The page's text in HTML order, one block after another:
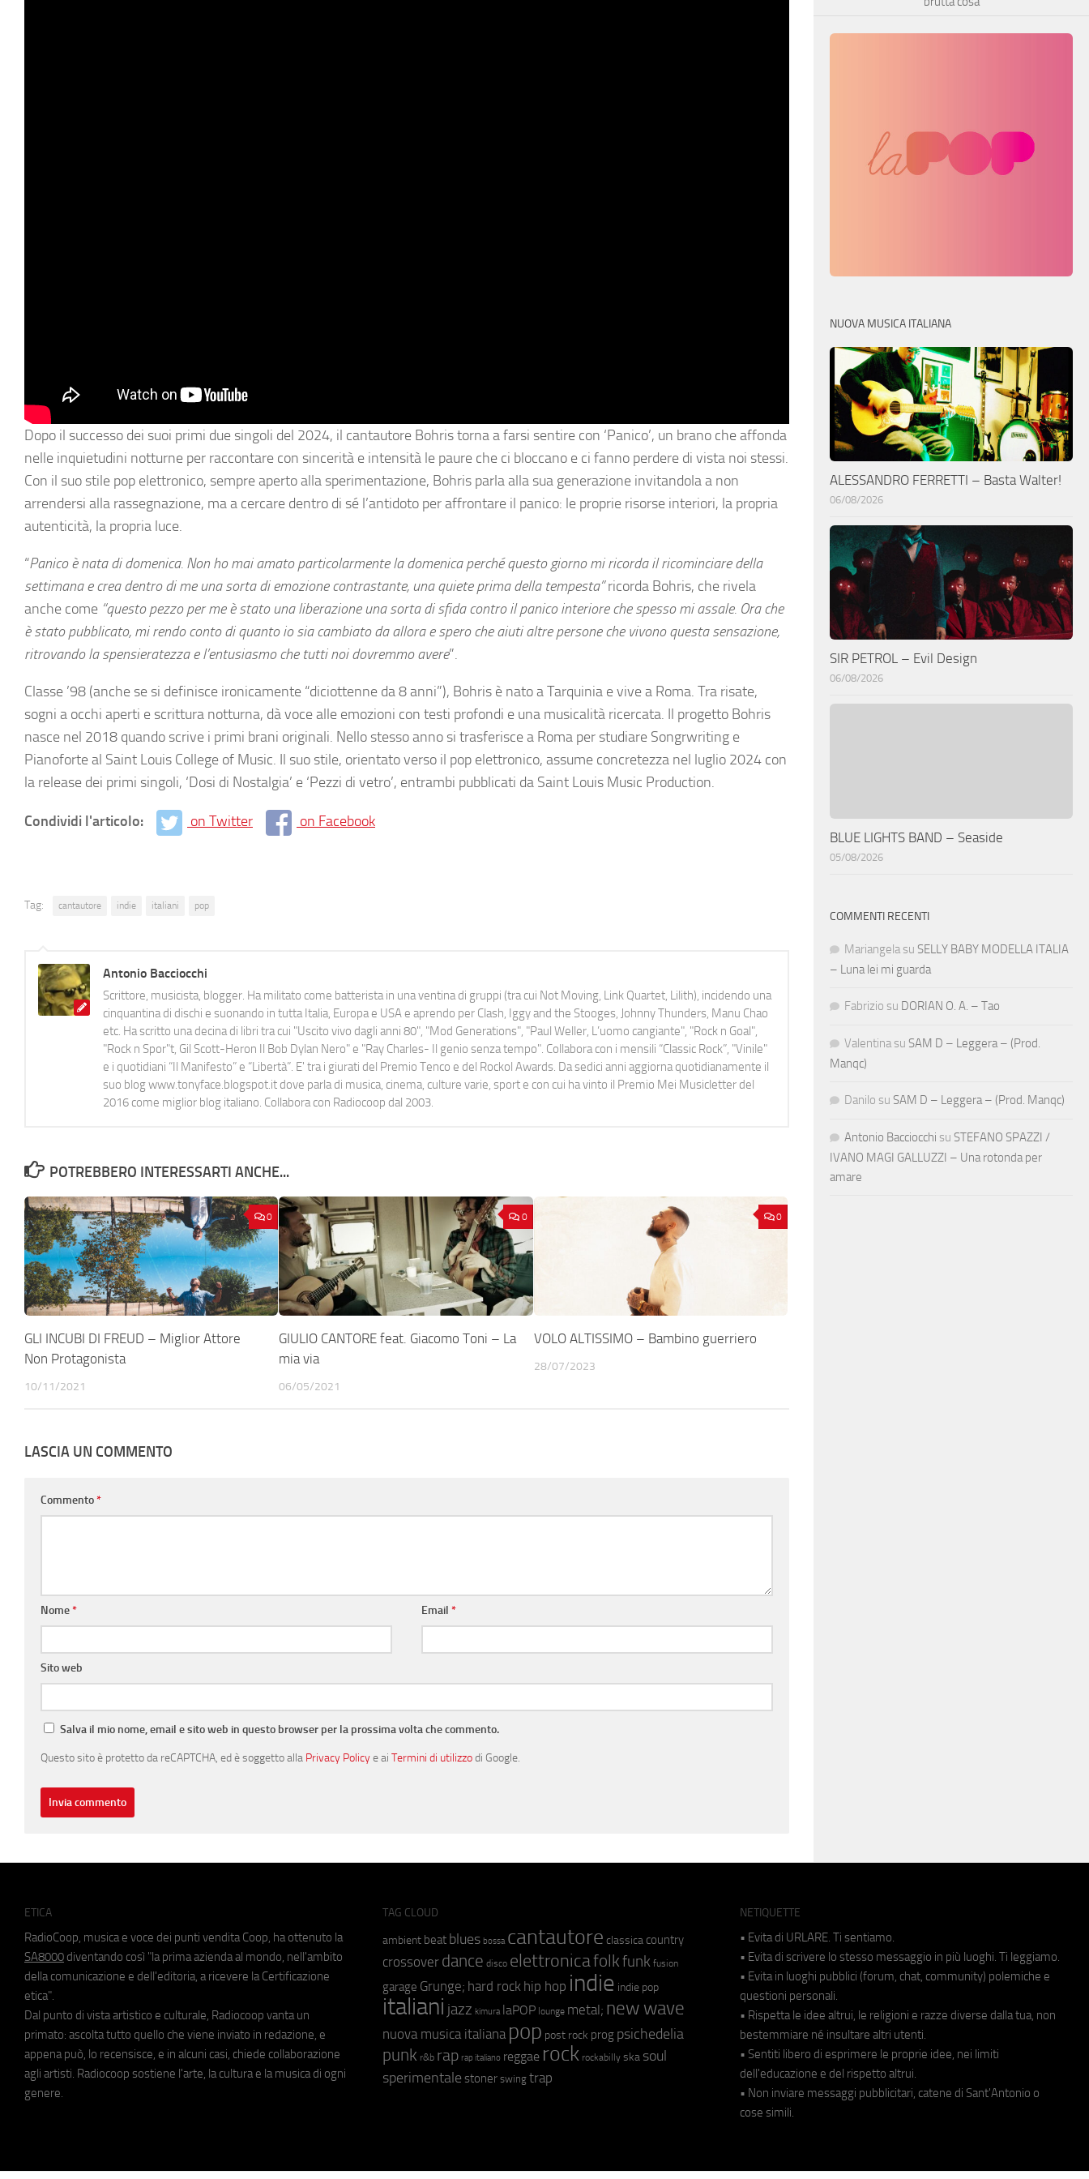
Dopo il successo dei suoi primi due singoli del 2024, il cantautore Bohris torna a farsi sentire con ‘Panico’, un brano che affonda
nelle inquietudini notturne per raccontare con sincerità e intensità le paure che ci bloccano e ci fanno perdere di vista noi stessi.
Con il suo stile pop elettronico, sempre aperto alla sperimentazione, Bohris parla alla sua generazione invitandola a non
arrendersi alla rassegnazione, ma a cercare dentro di sé l’antidoto per affrontare il panico: le proprie risorse interiori, la propria
autenticità, la propria luce.
“Panico è nata di domenica. Non ho mai amato particolarmente la domenica perché questo giorno mi ricorda il ricominciare della
settimana e crea dentro di me una sorta di emozione contrastante, una quiete prima della tempesta”ricorda Bohris, che rivela
anche come “questo pezzo per me è stato una liberazione una sorta di sfida contro il panico interiore che spesso mi assale. Ora che
è stato pubblicato, mi rendo conto di quanto io sia cambiato da allora e spero che aiuti altre persone che vivono questa sensazione,
ritrovando la spensieratezza e l’entusiasmo che tutti noi dovremmo avere”.
Classe ’98 (anche se si definisce ironicamente “diciottenne da 8 anni”), Bohris è nato a Tarquinia e vive a Roma. Tra risate,
sogni a occhi aperti e scrittura notturna, dà voce alle emozioni con testi profondi e una musicalità ricercata. Il progetto Bohris
nasce nel 2018 quando scrive i primi brani originali. Nello stesso anno si trasferisce a Roma per studiare Songrwriting e
Pianoforte al Saint Louis College of Music. Il suo stile, orientato verso il pop elettronico, assume concretezza nel luglio 2024 con
la release dei primi singoli, ‘Dosi di Nostalgia’ e ‘Pezzi di vetro’, entrambi pubblicati da Saint Louis Music Production.
Condividi l'articolo: on Twitter on Facebook
Tag: cantautore indie italiani pop
Antonio Bacciocchi
Scrittore, musicista, blogger. Ha militato come batterista in una ventina di gruppi (tra cui Not Moving, Link Quartet, Lilith), incidendo una
cinquantina di dischi e suonando in tutta Italia, Europa e USA e aprendo per Clash, Iggy and the Stooges, Johnny Thunders, Manu Chao
etc. Ha scritto una decina di libri tra cui "Uscito vivo dagli anni 80", "Mod Generations", "Paul Weller, L’uomo cangiante", "Rock n Goal",
"Rock n Spor"t, Gil Scott-Heron Il Bob Dylan Nero" e "Ray Charles- Il genio senza tempo". Collabora con i mensili “Classic Rock”, "Vinile"
e i quotidiani “Il Manifesto” e “Libertà”. E' tra i giurati del Premio Tenco e del Rockol Awards. Da sedici anni aggiorna quotidianamente il
suo blog www.tonyface.blogspot.it dove parla di musica, cinema, culture varie, sport e con cui ha vinto il Premio Mei Musicletter del
2016 come miglior blog italiano. Collabora con Radiocoop dal 2003.
POTREBBERO INTERESSARTI ANCHE...
0
GLI INCUBI DI FREUD – Miglior Attore
Non Protagonista
10/11/2021
0
GIULIO CANTORE feat. Giacomo Toni – La
mia via
06/05/2021
0
VOLO ALTISSIMO – Bambino guerriero
28/07/2023
LASCIA UN COMMENTO
Commento*
Nome* Email*
Sito web
Salva il mio nome, email e sito web in questo browser per la prossima volta che commento.
Questo sito è protetto da reCAPTCHA, ed è soggetto alla Privacy Policye ai Termini di utilizzodi Google.
NUOVA MUSICA ITALIANA
ALESSANDRO FERRETTI – Basta Walter!
06/08/2026
SIR PETROL – Evil Design
06/08/2026
BLUE LIGHTS BAND – Seaside
05/08/2026
COMMENTI RECENTI
Mariangela su SELLY BABY MODELLA ITALIA
– Luna lei mi guarda
Fabrizio su DORIAN O. A. – Tao
Valentina su SAM D – Leggera – (Prod.
Manqc)
Danilo su SAM D – Leggera – (Prod. Manqc)
Antonio Bacciocchi su STEFANO SPAZZI /
IVANO MAGI GALLUZZI – Una rotonda per
amare
ETICA
RadioCoop, musica e voce dei punti vendita Coop, ha ottenuto la
SA8000 diventando così "la prima azienda al mondo, nell'ambito
della comunicazione e dell'editoria, a ricevere la Certificazione
etica".
Dal punto di vista artistico e culturale, Radiocoop vanta un
primato: ascolta tutto quello che viene inviato in redazione, e
appena può, lo recensisce, e in alcuni casi, chiede collaborazione
agli artisti. Radiocoop sostiene l'arte, la cultura e la musica di ogni
genere.
TAG CLOUD
ambient beat blues bossa cantautore classica country
crossover dance disco elettronicafolkfunk fusion
garage Grunge; hard rock hip hop indie indie pop
italiani jazz kimura laPOP lounge metal; new wave
nuova musica italiana pop post rock prog psichedelia
punk r&b rap rap italiano reggae rock rockabilly ska soul
sperimentale stoner swing trap
NETIQUETTE
• Evita di URLARE. Ti sentiamo.
• Evita di scrivere lo stesso messaggio in più luoghi. Ti leggiamo.
• Evita in luoghi pubblici (forum, chat, community) polemiche e
questioni personali.
• Rispetta le idee altrui, le religioni e razze diverse dalla tua, non
bestemmiare né insultare altri utenti.
• Sentiti libero di esprimere le proprie idee, nei limiti
dell'educazione e del rispetto altrui.
• Non inviare messaggi pubblicitari, catene di Sant'Antonio o
cose simili.